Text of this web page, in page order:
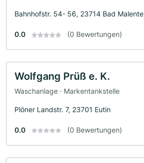
Bahnhofstr. 54- 56, 23714 Bad Malente
0.0 (0 Bewertungen)
Wolfgang Prüß e. K.
Waschanlage · Markentankstelle
Plöner Landstr. 7, 23701 Eutin
0.0 (0 Bewertungen)